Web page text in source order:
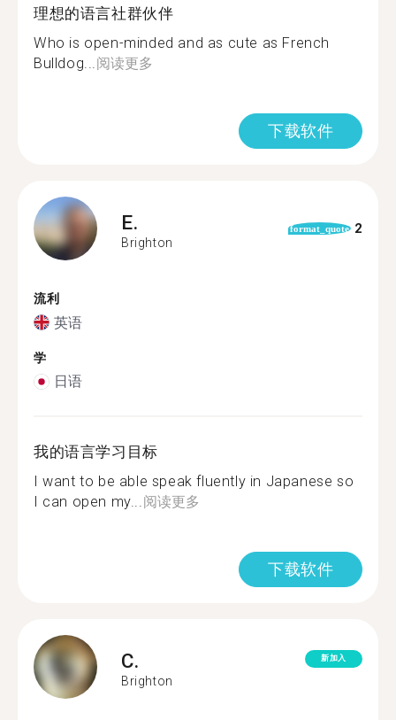
理想的语言社群伙伴
Who is open-minded and as cute as French
Bulldog...阅读更多
下载软件
E.
Brighton
format_quote 2
流利
英语
学
日语
我的语言学习目标
I want to be able speak fluently in Japanese so
I can open my...阅读更多
下载软件
C.
Brighton
新加入